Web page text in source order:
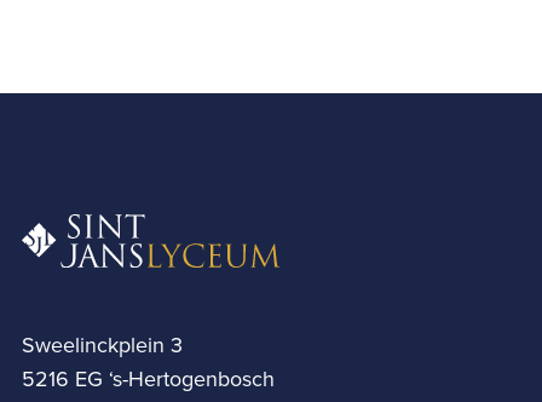
Sweelinckplein 3
5216 EG ‘s-Hertogenbosch